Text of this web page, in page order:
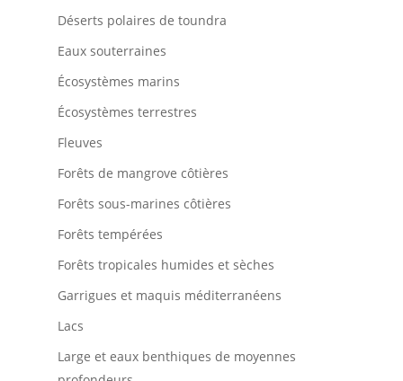
Déserts polaires de toundra
Eaux souterraines
Écosystèmes marins
Écosystèmes terrestres
Fleuves
Forêts de mangrove côtières
Forêts sous-marines côtières
Forêts tempérées
Forêts tropicales humides et sèches
Garrigues et maquis méditerranéens
Lacs
Large et eaux benthiques de moyennes